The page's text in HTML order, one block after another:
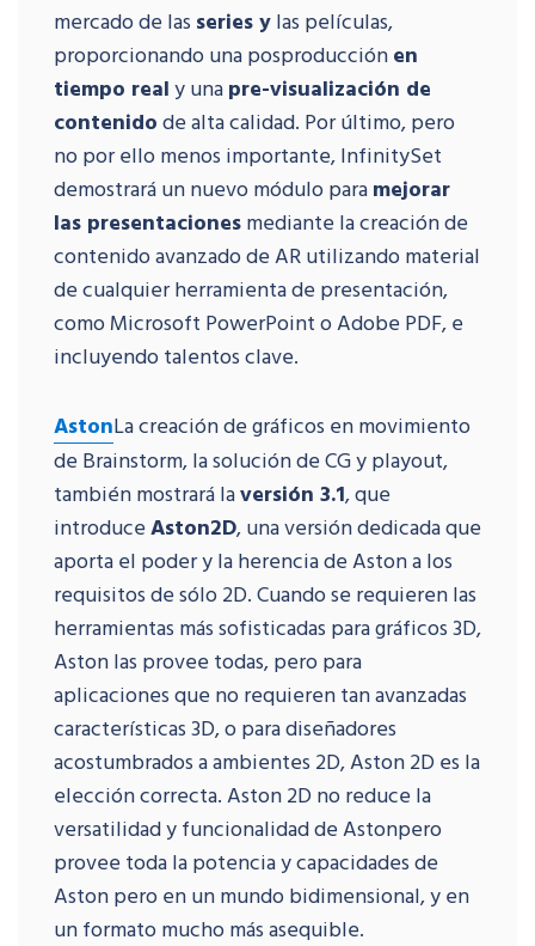
mercado de las series ylas películas,
proporcionando una posproducciónen
tiempo realy unapre-visualización de
contenidode alta calidad. Por último, pero
no por ello menos importante, InfinitySet
demostrará un nuevo módulo paramejorar
las presentacionesmediante la creación de
contenido avanzado de AR utilizando material
de cualquier herramienta de presentación,
como Microsoft PowerPoint o Adobe PDF, e
incluyendo talentos clave.
AstonLa creación de gráficos en movimiento
de Brainstorm, la solución de CG y playout,
también mostrará laversión 3.1, que
introduceAston2D, una versión dedicada que
aporta el poder y la herencia de Aston a los
requisitos de sólo 2D. Cuando se requieren las
herramientas más sofisticadas para gráficos 3D,
Aston las provee todas, pero para
aplicaciones que no requieren tan avanzadas
características 3D, o para diseñadores
acostumbrados a ambientes 2D, Aston 2D es la
elección correcta. Aston 2D no reduce la
versatilidad y funcionalidad de Astonpero
provee toda la potencia y capacidades de
Aston pero en un mundo bidimensional, y en
un formato mucho más asequible.